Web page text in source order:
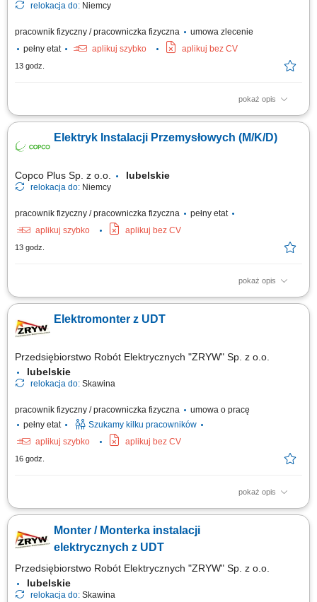
relokacja do: Niemcy
pracownik fizyczny / pracowniczka fizyczna
umowa zlecenie
pełny etat
aplikuj szybko aplikuj bez CV
13 godz.
pokaż opis
Obowiązki: Montaż instalacji elektrycznych w obiektach przemysłowych i
Wymagania: Wykształcenie elektryczne lub w trakcie nauki;
Doświadczenie zawodowe na podobnym stanowisku; Uprawnienia
Elektryk Instalacji Przemysłowych (M/K/D)
Copco Plus Sp. z o.o. lubelskie
relokacja do: Niemcy
pracownik fizyczny / pracowniczka fizyczna
pełny etat
aplikuj szybko
aplikuj bez CV
13 godz.
pokaż opis
Obowiązki: Montaż instalacji elektrycznych w różnych typach obiektów:
Wykonywanie pomiarów elektrycznych.
Elektromonter z UDT
Przedsiębiorstwo Robót Elektrycznych "ZRYW" Sp. z o.o.
lubelskie
relokacja do: Skawina
pracownik fizyczny / pracowniczka fizyczna
umowa o pracę
pełny etat
Szukamy kilku pracowników
aplikuj szybko
aplikuj bez CV
16 godz.
pokaż opis
montaż instalacji elektrycznych
Monter / Monterka instalacji
elektrycznych z UDT
Przedsiębiorstwo Robót Elektrycznych "ZRYW" Sp. z o.o.
lubelskie
relokacja do: Skawina